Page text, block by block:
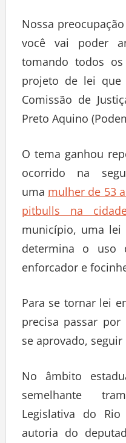
Nossa
você vai poder
tomando todos
projeto de lei que
Comissão de
Preto Aquino
O tema ganhou
ocorrido na
umamulher de 53
pitbulls na
município, uma lei
determina o uso
enforcador e
Para se tornar lei
precisa passar
se aprovado,
No âmbito
semelhante
Legislativa do
autoria do